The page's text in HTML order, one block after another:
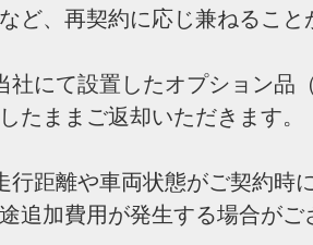
ど、再契約に応じ兼ねること
社にて設置したオプション品
たままご返却いただきます。
行距離や車両状態がご契約時
追加費用が発生する場合がご